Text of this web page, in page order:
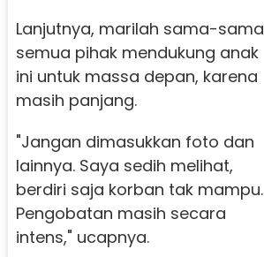
Lanjutnya, marilah sama-sama
semua pihak mendukung anak
ini untuk massa depan, karena
masih panjang.
"Jangan dimasukkan foto dan
lainnya. Saya sedih melihat,
berdiri saja korban tak mampu.
Pengobatan masih secara
intens," ucapnya.